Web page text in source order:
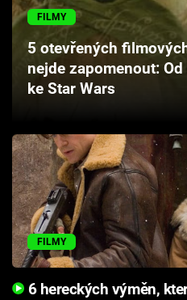
Pořady
TV Program
Přihlášení
Sledujte nás
FILMY
5 otevřených
nejde zapomenout:
ke Star Wars
FILMY
6 hereckých výměn,